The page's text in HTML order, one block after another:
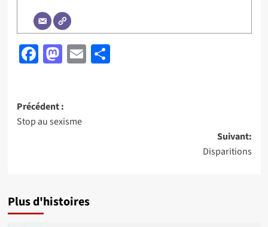
Facebook
Mastodon
EmailPartager
Navigation
d’article
Précédent :
Stop au sexisme
Suivant:
Disparitions
Plus d'histoires